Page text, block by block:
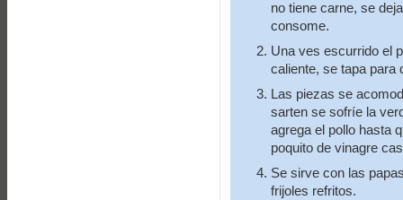
no tiene carne, se
consome.
Una ves escurrido el
caliente, se tapa para
Las piezas se
sarten se sofríe la
agrega el pollo hasta
poquito de vinagre
Se sirve con las
frijoles refritos.